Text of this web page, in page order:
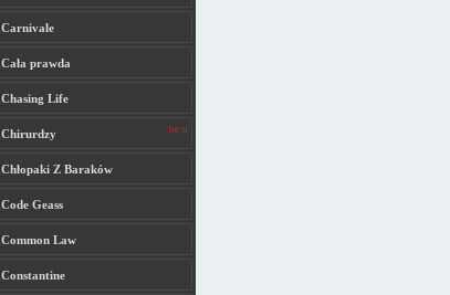
Carnivale
Cała prawda
Chasing Life
Chirurdzy
Chłopaki Z Baraków
Code Geass
Common Law
Constantine